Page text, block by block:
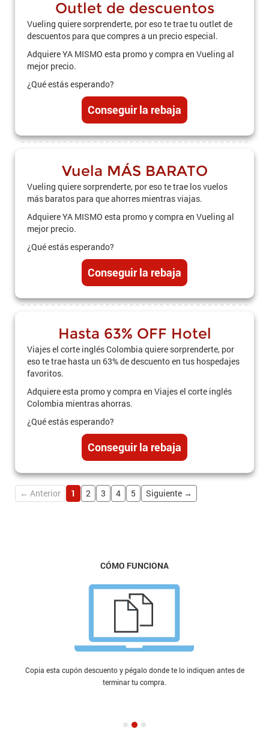
Outlet de descuentos
Vueling quiere sorprenderte, por eso te trae tu outlet de
descuentos para que compres a un precio especial.
Adquiere YA MISMO esta promo y compra en Vueling al
mejor precio.
¿Qué estás esperando?
Conseguir la rebaja
Vuela MÁS BARATO
Vueling quiere sorprenderte, por eso te trae los vuelos
más baratos para que ahorres mientras viajas.
Adquiere YA MISMO esta promo y compra en Vueling al
mejor precio.
¿Qué estás esperando?
Conseguir la rebaja
Hasta 63% OFF Hotel
Viajes el corte inglés Colombia quiere sorprenderte, por
eso te trae hasta un 63% de descuento en tus hospedajes
favoritos.
Adquiere esta promo y compra en Viajes el corte inglés
Colombia mientras ahorras.
¿Qué estás esperando?
Conseguir la rebaja
← Anterior 1 2 3 4 5 Siguiente →
CÓMO FUNCIONA
Copia esta cupón descuento y pégalo donde te lo indiquen antes de
terminar tu compra.